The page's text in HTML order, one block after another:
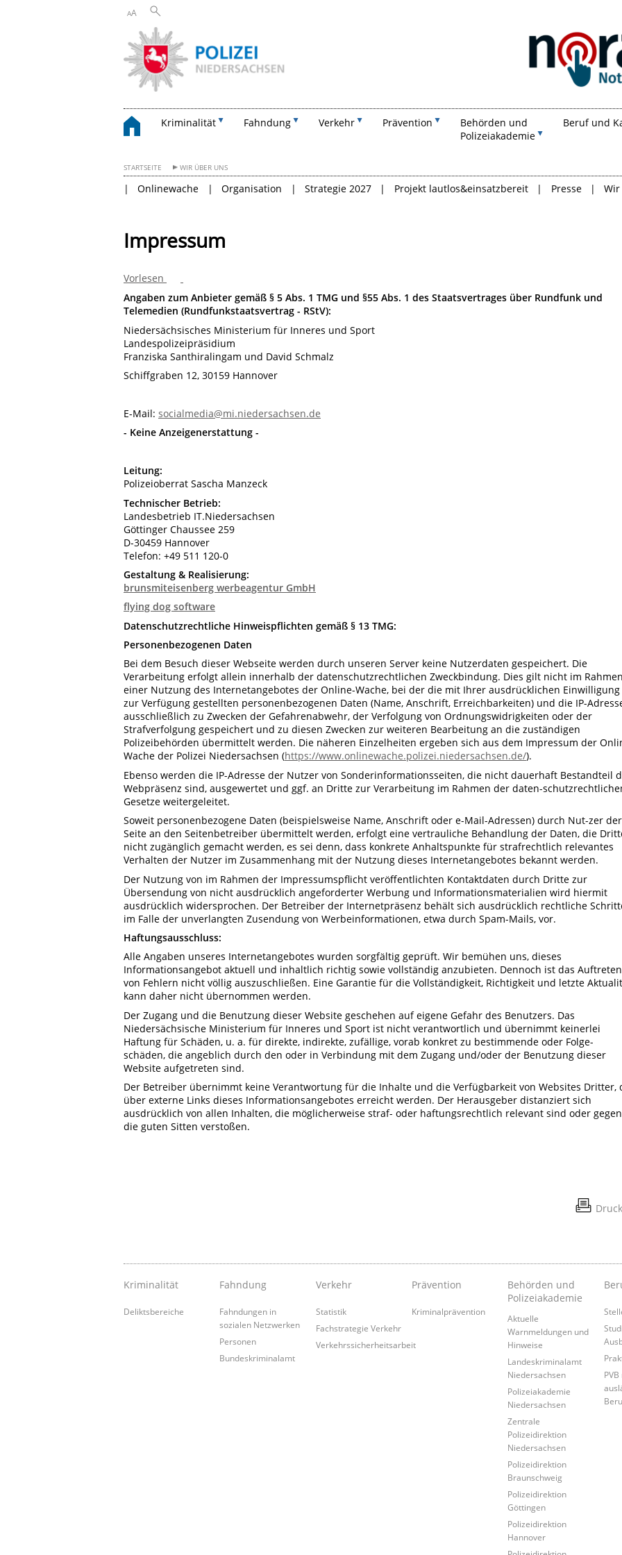
AA
Kriminalität Fahndung Verkehr Prävention
Behörden und
Polizeiakademie
Beruf und
STARTSEITE WIR ÜBER UNS
Onlinewache Organisation Strategie 2027 Projekt lautlos&einsatzbereit Presse
Impressum
Vorlesen
Angaben zum Anbieter gemäß § 5 Abs. 1 TMG und §55 Abs. 1 des Staatsvertrages über Rundfunk und
Telemedien (Rundfunkstaatsvertrag - RStV):
Niedersächsisches Ministerium für Inneres und Sport
Landespolizeipräsidium
Franziska Santhiralingam und David Schmalz
Schiffgraben 12, 30159 Hannover
E-Mail: socialmedia@mi.niedersachsen.de
- Keine Anzeigenerstattung -
Leitung:
Polizeioberrat Sascha Manzeck
Technischer Betrieb:
Landesbetrieb IT.Niedersachsen
Göttinger Chaussee 259
D-30459 Hannover
Telefon: +49 511 120-0
Gestaltung & Realisierung:
brunsmiteisenberg werbeagentur GmbH
flying dog software
Datenschutzrechtliche Hinweispflichten gemäß § 13 TMG:
Personenbezogenen Daten
Bei dem Besuch dieser Webseite werden durch unseren Server keine Nutzerdaten gespeichert. Die
Verarbeitung erfolgt allein innerhalb der datenschutzrechtlichen Zweckbindung. Dies gilt nicht im Rahmen
einer Nutzung des Internetangebotes der Online-Wache, bei der die mit Ihrer ausdrücklichen Einwilligung
zur Verfügung gestellten personenbezogenen Daten (Name, Anschrift, Erreichbarkeiten) und die IP-
ausschließlich zu Zwecken der Gefahrenabwehr, der Verfolgung von Ordnungswidrigkeiten oder der
Strafverfolgung gespeichert und zu diesen Zwecken zur weiteren Bearbeitung an die zuständigen
Polizeibehörden übermittelt werden. Die näheren Einzelheiten ergeben sich aus dem Impressum der
Wache der Polizei Niedersachsen (https://www.onlinewache.polizei.niedersachsen.de/).
Ebenso werden die IP-Adresse der Nutzer von Sonderinformationsseiten, die nicht dauerhaft Bestandteil
Webpräsenz sind, ausgewertet und ggf. an Dritte zur Verarbeitung im Rahmen der daten-
Gesetze weitergeleitet.
Soweit personenbezogene Daten (beispielsweise Name, Anschrift oder e-Mail-Adressen) durch Nut-zer der
Seite an den Seitenbetreiber übermittelt werden, erfolgt eine vertrauliche Behandlung der Daten, die
nicht zugänglich gemacht werden, es sei denn, dass konkrete Anhaltspunkte für strafrechtlich relevantes
Verhalten der Nutzer im Zusammenhang mit der Nutzung dieses Internetangebotes bekannt werden.
Der Nutzung von im Rahmen der Impressumspflicht veröffentlichten Kontaktdaten durch Dritte zur
Übersendung von nicht ausdrücklich angeforderter Werbung und Informationsmaterialien wird hiermit
ausdrücklich widersprochen. Der Betreiber der Internetpräsenz behält sich ausdrücklich rechtliche
im Falle der unverlangten Zusendung von Werbeinformationen, etwa durch Spam-Mails, vor.
Haftungsausschluss:
Alle Angaben unseres Internetangebotes wurden sorgfältig geprüft. Wir bemühen uns, dieses
Informationsangebot aktuell und inhaltlich richtig sowie vollständig anzubieten. Dennoch ist das Auftreten
von Fehlern nicht völlig auszuschließen. Eine Garantie für die Vollständigkeit, Richtigkeit und letzte
kann daher nicht übernommen werden.
Der Zugang und die Benutzung dieser Website geschehen auf eigene Gefahr des Benutzers. Das
Niedersächsische Ministerium für Inneres und Sport ist nicht verantwortlich und übernimmt keinerlei
Haftung für Schäden, u. a. für direkte, indirekte, zufällige, vorab konkret zu bestimmende oder Folge-
schäden, die angeblich durch den oder in Verbindung mit dem Zugang und/oder der Benutzung dieser
Website aufgetreten sind.
Der Betreiber übernimmt keine Verantwortung für die Inhalte und die Verfügbarkeit von Websites Dritter,
über externe Links dieses Informationsangebotes erreicht werden. Der Herausgeber distanziert sich
ausdrücklich von allen Inhalten, die möglicherweise straf- oder haftungsrechtlich relevant sind oder gegen
die guten Sitten verstoßen.
Kriminalität
Deliktsbereiche
Fahndung
Fahndungen in
sozialen Netzwerken
Personen
Bundeskriminalamt
Verkehr
Statistik
Fachstrategie Verkehr
Verkehrssicherheitsarbeit
Prävention
Kriminalprävention
Behörden und
Polizeiakademie
Aktuelle
Warnmeldungen und
Hinweise
Landeskriminalamt
Niedersachsen
Polizeiakademie
Niedersachsen
Zentrale
Polizeidirektion
Niedersachsen
Polizeidirektion
Braunschweig
Polizeidirektion
Göttingen
Polizeidirektion
Hannover